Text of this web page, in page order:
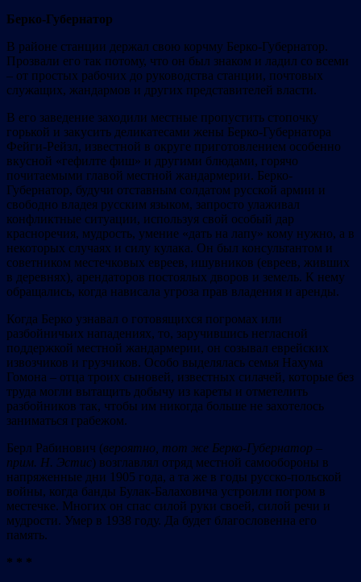
Берко-Губернатор
В районе станции держал свою корчму Берко-Губернатор.
Прозвали его так потому, что он был знаком и ладил со всеми
– от простых рабочих до руководства станции, почтовых
служащих, жандармов и других представителей власти.
В его заведение заходили местные пропустить стопочку
горькой и закусить деликатесами жены Берко-Губернатора
Фейги-Рейзл, известной в округе приготовлением особенно
вкусной «гефилте фиш» и другими блюдами, горячо
почитаемыми главой местной жандармерии. Берко-
Губернатор, будучи отставным солдатом русской армии и
свободно владея русским языком, запросто улаживал
конфликтные ситуации, используя свой особый дар
красноречия, мудрость, умение «дать на лапу» кому нужно, а в
некоторых случаях и силу кулака. Он был консультантом и
советником местечковых евреев, ишувников (евреев, живших
в деревнях), арендаторов постоялых дворов и земель. К нему
обращались, когда нависала угроза прав владения и аренды.
Когда Берко узнавал о готовящихся погромах или
разбойничьих нападениях, то, заручившись негласной
поддержкой местной жандармерии, он созывал еврейских
извозчиков и грузчиков. Особо выделялась семья Нахума
Гомона – отца троих сыновей, известных силачей, которые без
труда могли вытащить добычу из кареты и отметелить
разбойников так, чтобы им никогда больше не захотелось
заниматься грабежом.
Берл Рабинович (вероятно тот же Берко-Губернатор –
прим. Н. Эстис) возглавлял отряд местной самообороны в
напряженные дни 1905 года, а та же в годы русско-польской
войны, когда банды Булак-Балаховича устроили погром в
местечке. Многих он спас силой руки своей, силой речи и
мудрости. Умер в 1938 году. Да будет благословенна его
память.
* * *